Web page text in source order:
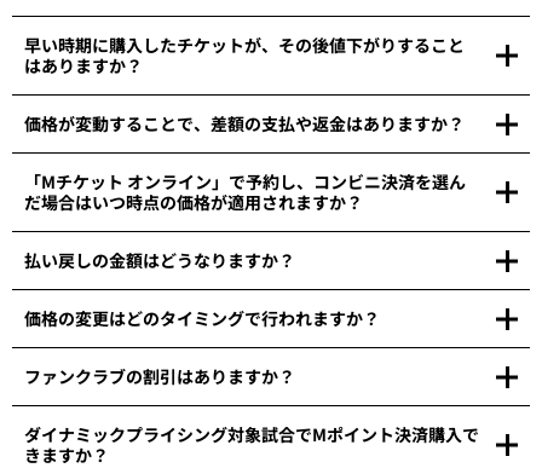
早い時期に購入したチケットが、その後値下がりすること
はありますか？
価格が変動することで、差額の支払や返金はありますか？
「Mチケット オンライン」で予約し、コンビニ決済を選ん
だ場合はいつ時点の価格が適用されますか？
払い戻しの金額はどうなりますか？
価格の変更はどのタイミングで行われますか？
ファンクラブの割引はありますか？
ダイナミックプライシング対象試合でMポイント決済購入で
きますか？